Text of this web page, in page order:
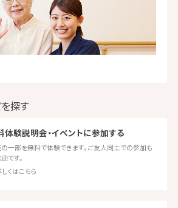
探す
体験説明会・イベントに参加する
一部を無料で体験できます。ご友人同士での参加も
です。
くはこちら